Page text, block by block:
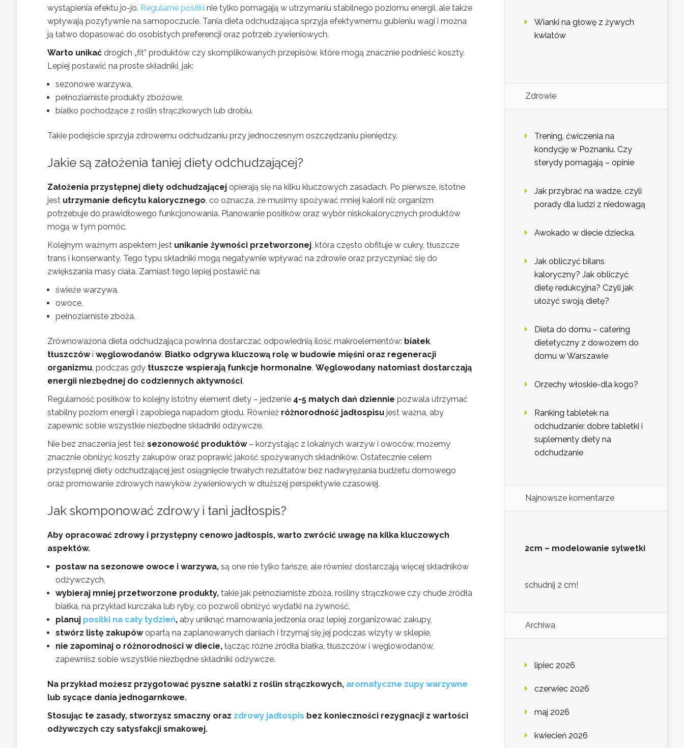
wystąpienia efektu jo-jo. Regularne posiłki nie tylko pomagają w utrzymaniu stabilnego poziomu energii, ale także
wpływają pozytywnie na samopoczucie. Tania dieta odchudzająca sprzyja efektywnemu gubieniu wagi i można
ją łatwo dopasować do osobistych preferencji oraz potrzeb żywieniowych.
Warto unikać drogich „fit” produktów czy skomplikowanych przepisów, które mogą znacznie podnieść koszty.
Lepiej postawić na proste składniki, jak:
sezonowe warzywa,
pełnoziarniste produkty zbożowe,
białko pochodzące z roślin strączkowych lub drobiu.
Takie podejście sprzyja zdrowemu odchudzaniu przy jednoczesnym oszczędzaniu pieniędzy.
Jakie są założenia taniej diety odchudzającej?
Założenia przystępnej diety odchudzającej opierają się na kilku kluczowych zasadach. Po pierwsze, istotne
jest utrzymanie deficytu kalorycznego , co oznacza, że musimy spożywać mniej kalorii niż organizm
potrzebuje do prawidłowego funkcjonowania. Planowanie posiłków oraz wybór niskokalorycznych produktów
mogą w tym pomóc.
Kolejnym ważnym aspektem jest unikanie żywności przetworzonej , która często obfituje w cukry, tłuszcze
trans i konserwanty. Tego typu składniki mogą negatywnie wpływać na zdrowie oraz przyczyniać się do
zwiększania masy ciała. Zamiast tego lepiej postawić na:
świeże warzywa,
owoce,
pełnoziarniste zboża.
Zrównoważona dieta odchudzająca powinna dostarczać odpowiednią ilość makroelementów: białek
tłuszczówi węglowodanów. Białko odgrywa kluczową rolę w budowie mięśni oraz regeneracji
organizmu , podczas gdy tłuszcze wspierają funkcje hormonalne. Węglowodany natomiast dostarczają
energii niezbędnej do codziennych aktywności.
Regularność posiłków to kolejny istotny element diety – jedzenie 4-5 małych dań dziennie pozwala utrzymać
stabilny poziom energii i zapobiega napadom głodu. Również różnorodność jadłospisu jest ważna, aby
zapewnić sobie wszystkie niezbędne składniki odżywcze.
Nie bez znaczenia jest też sezonowość produktów– korzystając z lokalnych warzyw i owoców, możemy
znacznie obniżyć koszty zakupów oraz poprawić jakość spożywanych składników. Ostatecznie celem
przystępnej diety odchudzającej jest osiągnięcie trwałych rezultatów bez nadwyrężania budżetu domowego
oraz promowanie zdrowych nawyków żywieniowych w dłuższej perspektywie czasowej.
Jak skomponować zdrowy i tani jadłospis?
Aby opracować zdrowy i przystępny cenowo jadłospis, warto zwrócić uwagę na kilka kluczowych
aspektów.
postaw na sezonowe owoce i warzywa, są one nie tylko tańsze, ale również dostarczają więcej składników
odżywczych,
wybieraj mniej przetworzone produkty, takie jak pełnoziarniste zboża, rośliny strączkowe czy chude źródła
białka, na przykład kurczaka lub ryby, co pozwoli obniżyć wydatki na żywność,
planuj posiłki na cały tydzień, aby uniknąć marnowania jedzenia oraz lepiej zorganizować zakupy,
stwórz listę zakupówopartą na zaplanowanych daniach i trzymaj się jej podczas wizyty w sklepie,
nie zapominaj o różnorodności w diecie, łącząc różne źródła białka, tłuszczów i węglowodanów,
zapewnisz sobie wszystkie niezbędne składniki odżywcze.
Na przykład możesz przygotować pyszne sałatki z roślin strączkowych, aromatyczne zupy warzywne
lub sycące dania jednogarnkowe.
Stosując te zasady, stworzysz smaczny oraz zdrowy jadłospis bez konieczności rezygnacji z wartości
odżywczych czy satysfakcji smakowej.
Wianki na głowę z żywych
kwiatów
Zdrowie
Trening, ćwiczenia na
kondycję w Poznaniu. Czy
sterydy pomagają – opinie
Jak przybrać na wadze, czyli
porady dla ludzi z niedowagą
Awokado w diecie dziecka.
Jak obliczyć bilans
kaloryczny? Jak obliczyć
dietę redukcyjna? Czyli jak
ułożyć swoją dietę?
Dieta do domu – catering
dietetyczny z dowozem do
domu w Warszawie
Orzechy włoskie-dla kogo?
Ranking tabletek na
odchudzanie: dobre tabletki i
suplementy diety na
odchudzanie
Najnowsze komentarze
2cm – modelowanie sylwetki
schudnij 2 cm!
Archiwa
lipiec 2026
czerwiec 2026
maj 2026
kwiecień 2026